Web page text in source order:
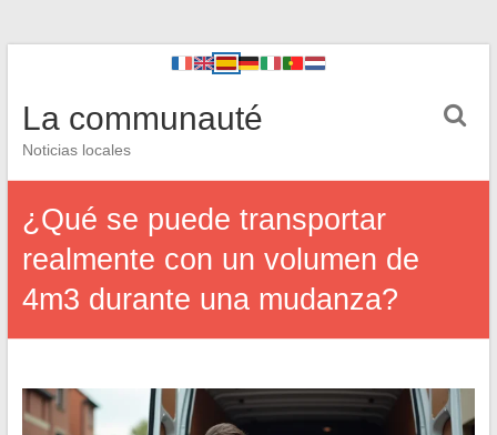
La communauté
Noticias locales
¿Qué se puede transportar
realmente con un volumen de
4m3 durante una mudanza?